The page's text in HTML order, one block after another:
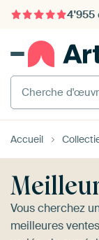
375'000+
Cherche
Accueil
Vous cherchez
meilleures